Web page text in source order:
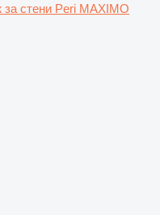
стени Peri MAXIMO